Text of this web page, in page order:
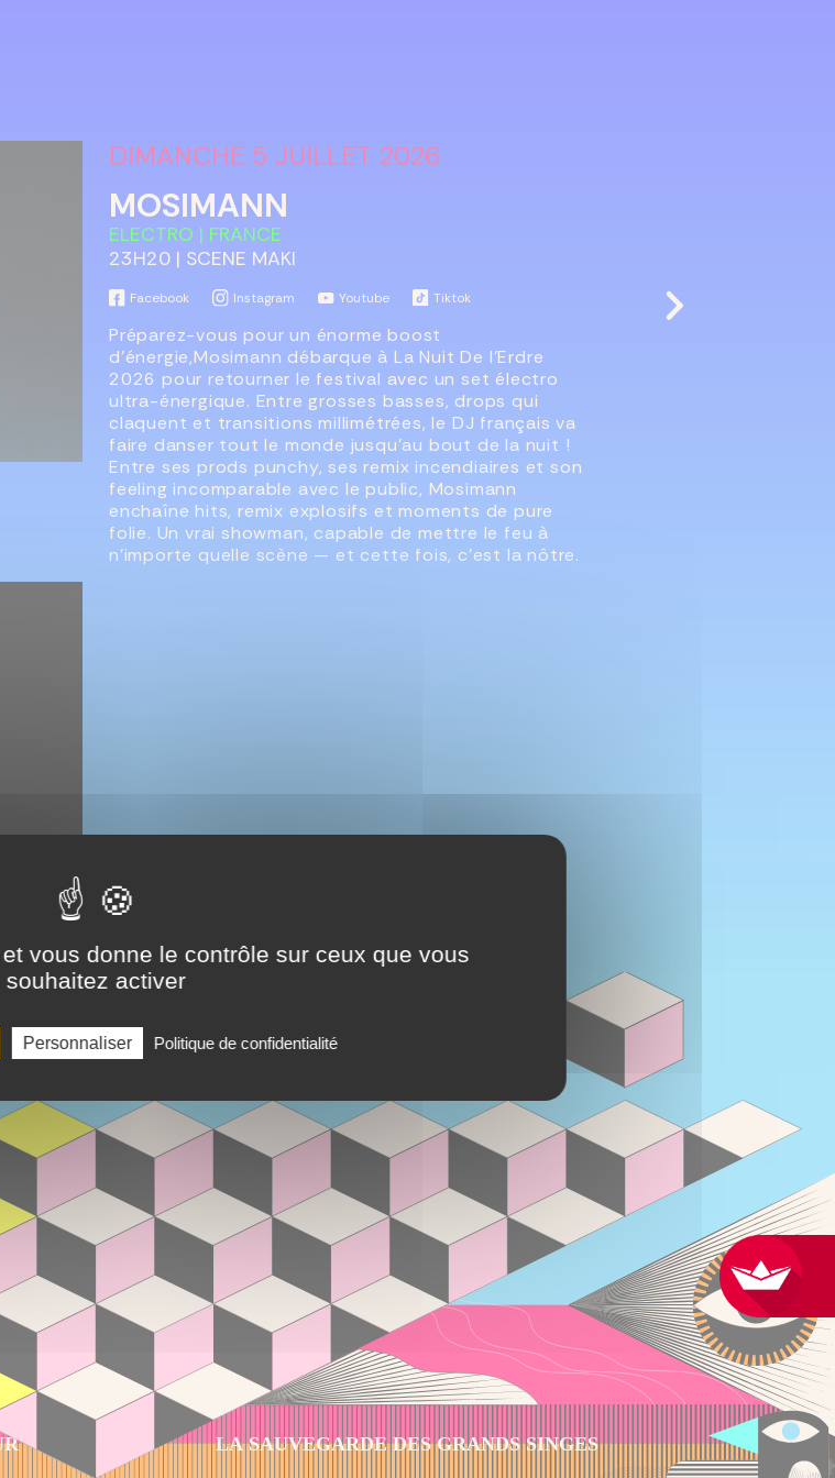
DIMANCHE 5 JUILLET 2026
MOSIMANN
ELECTRO | FRANCE
23H20 | SCENE MAKI
Facebook Instagram Youtube Tiktok
Préparez-vous pour un énorme boost
d’énergie,Mosimann débarque à La Nuit De l’Erdre
2026 pour retourner le festival avec un set électro
ultra-énergique. Entre grosses basses, drops qui
claquent et transitions millimétrées, le DJ français va
faire danser tout le monde jusqu’au bout de la nuit !
Entre ses prods punchy, ses remix incendiaires et son
feeling incomparable avec le public, Mosimann
enchaîne hits, remix explosifs et moments de pure
folie. Un vrai showman, capable de mettre le feu à
n’importe quelle scène — et cette fois, c’est la nôtre.
vous donne le contrôle sur ceux que vous
souhaitez activer
Personnaliser Politique de confidentialité